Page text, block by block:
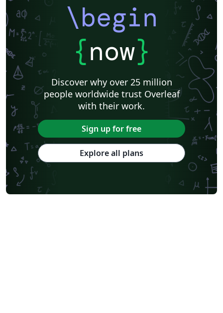
\begin
{now}
Discover why over 25 million
people worldwide trust Overleaf
with their work.
Sign up for free
Explore all plans